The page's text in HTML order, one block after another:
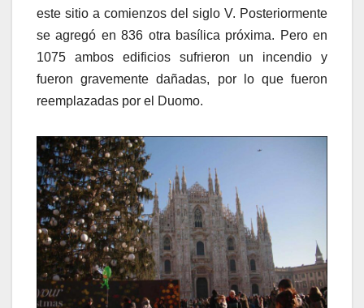
este sitio a comienzos del siglo V. Posteriormente
se agregó en 836 otra basílica próxima. Pero en
1075 ambos edificios sufrieron un incendio y
fueron gravemente dañadas, por lo que fueron
reemplazadas por el Duomo.